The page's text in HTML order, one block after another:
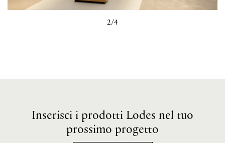
2/4
Inserisci i prodotti Lodes nel tuo
prossimo progetto